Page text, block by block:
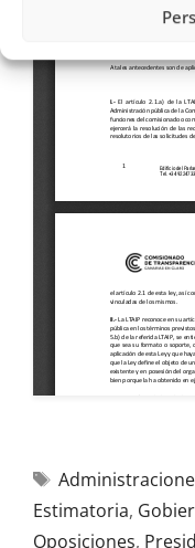
Estimatoria,
Oposiciones,